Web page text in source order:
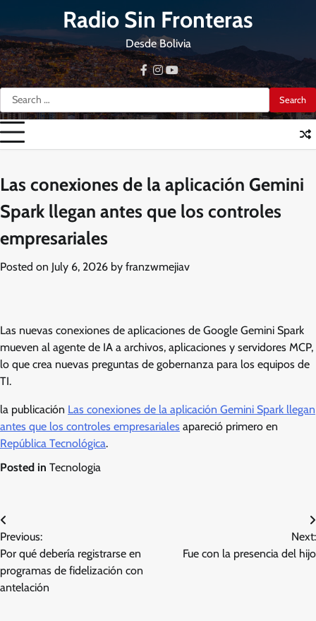
content
Radio Sin Fronteras
Desde Bolivia
Search
for:
facebook
instagram
youtube
Las conexiones de la aplicación Gemini
Spark llegan antes que los controles
empresariales
Posted on July 6, 2026 by franzwmejiav
Las nuevas conexiones de aplicaciones de Google Gemini Spark
mueven al agente de IA a archivos, aplicaciones y servidores MCP,
lo que crea nuevas preguntas de gobernanza para los equipos de
TI.
la publicación Las conexiones de la aplicación Gemini Spark llegan
antes que los controles empresariales apareció primero en
República Tecnológica.
Posted in Tecnologia
Post
navigation
Previous:
Por qué debería registrarse en
programas de fidelización con
antelación
Next:
Fue con la presencia del hijo